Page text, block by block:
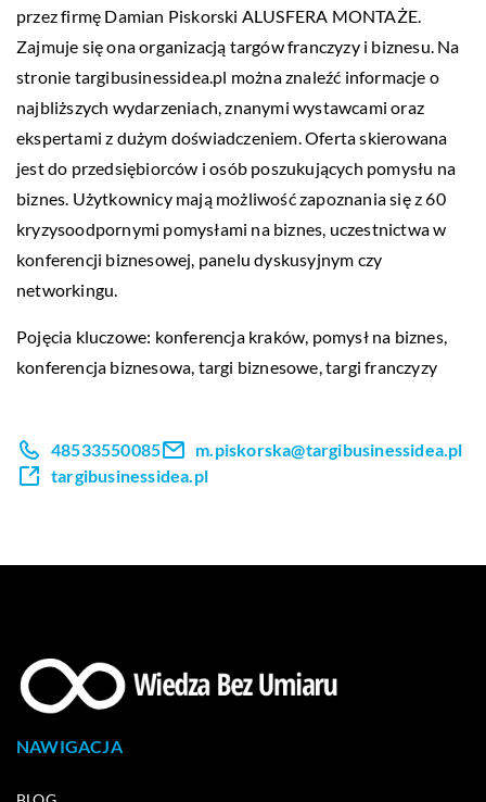
przez firmę Damian Piskorski ALUSFERA MONTAŻE.
Zajmuje się ona organizacją targów franczyzy i biznesu. Na
stronie targibusinessidea.pl można znaleźć informacje o
najbliższych wydarzeniach, znanymi wystawcami oraz
ekspertami z dużym doświadczeniem. Oferta skierowana
jest do przedsiębiorców i osób poszukujących pomysłu na
biznes. Użytkownicy mają możliwość zapoznania się z 60
kryzysoodpornymi pomysłami na biznes, uczestnictwa w
konferencji biznesowej, panelu dyskusyjnym czy
networkingu.
Pojęcia kluczowe: konferencja kraków, pomysł na biznes,
konferencja biznesowa, targi biznesowe, targi franczyzy
48533550085
m.piskorska@targibusinessidea.pl
targibusinessidea.pl
NAWIGACJA